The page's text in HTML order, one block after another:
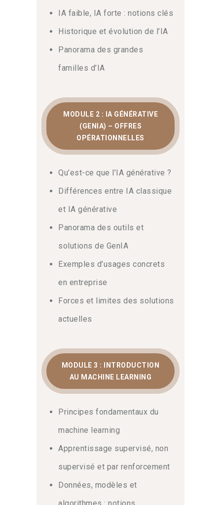
IA faible, IA forte : notions clés
Historique et évolution de l’IA
Panorama des grandes
familles d’IA
MODULE 2 : IA GÉNÉRATIVE
(GENIA) – OFFRES
OPÉRATIONNELLES
Qu’est-ce que l’IA générative ?
Différences entre IA classique
et IA générative
Panorama des outils et
solutions de GenIA
Exemples d’usages concrets
en entreprise
Forces et limites des solutions
actuelles
MODULE 3 : INTRODUCTION
AU MACHINE LEARNING
Principes fondamentaux du
machine learning
Apprentissage supervisé, non
supervisé et par renforcement
Données, modèles et
algorithmes : notions